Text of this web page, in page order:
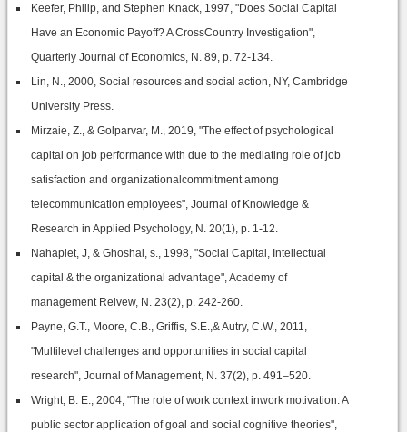
Keefer, Philip, and Stephen Knack, 1997, "Does Social Capital
Have an Economic Payoff? A CrossCountry Investigation",
Quarterly Journal of Economics, N. 89, p. 72-134.
Lin, N., 2000, Social resources and social action, NY, Cambridge
University Press.
Mirzaie, Z., & Golparvar, M., 2019, "The effect of psychological
capital on job performance with due to the mediating role of job
satisfaction and organizationalcommitment among
telecommunication employees", Journal of Knowledge &
Research in Applied Psychology, N. 20(1), p. 1-12.
Nahapiet, J, & Ghoshal, s., 1998, "Social Capital, Intellectual
capital & the organizational advantage", Academy of
management Reivew, N. 23(2), p. 242-260.
Payne, G.T., Moore, C.B., Griffis, S.E.,& Autry, C.W., 2011,
"Multilevel challenges and opportunities in social capital
research", Journal of Management, N. 37(2), p. 491–520.
Wright, B. E., 2004, "The role of work context inwork motivation: A
public sector application of goal and social cognitive theories",